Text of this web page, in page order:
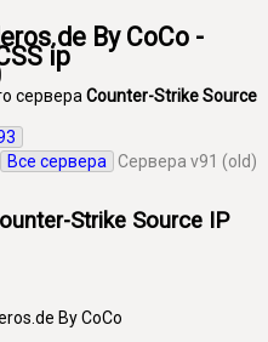
By CoCo -
ip
сервера Counter-Strike Source
Все сервера
Сервера v91 (old)
Strike Source IP
By CoCo